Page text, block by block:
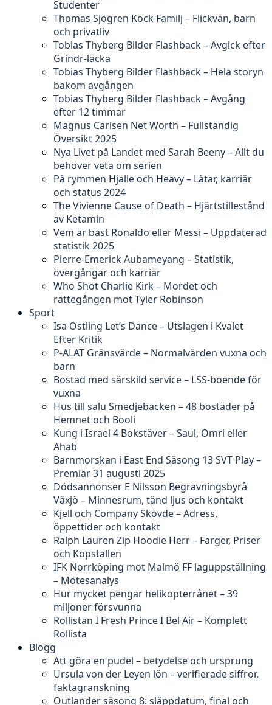
Studenter
Thomas Sjögren Kock Familj – Flickvän, barn
och privatliv
Tobias Thyberg Bilder Flashback – Avgick efter
Grindr-läcka
Tobias Thyberg Bilder Flashback – Hela storyn
bakom avgången
Tobias Thyberg Bilder Flashback – Avgång
efter 12 timmar
Magnus Carlsen Net Worth – Fullständig
Översikt 2025
Nya Livet på Landet med Sarah Beeny – Allt du
behöver veta om serien
På rymmen Hjalle och Heavy – Låtar, karriär
och status 2024
The Vivienne Cause of Death – Hjärtstillestånd
av Ketamin
Vem är bäst Ronaldo eller Messi – Uppdaterad
statistik 2025
Pierre-Emerick Aubameyang – Statistik,
övergångar och karriär
Who Shot Charlie Kirk – Mordet och
rättegången mot Tyler Robinson
Sport
Isa Östling Let’s Dance – Utslagen i Kvalet
Efter Kritik
P-ALAT Gränsvärde – Normalvärden vuxna och
barn
Bostad med särskild service – LSS-boende för
vuxna
Hus till salu Smedjebacken – 48 bostäder på
Hemnet och Booli
Kung i Israel 4 Bokstäver – Saul, Omri eller
Ahab
Barnmorskan i East End Säsong 13 SVT Play –
Premiär 31 augusti 2025
Dödsannonser E Nilsson Begravningsbyrå
Växjö – Minnesrum, tänd ljus och kontakt
Kjell och Company Skövde – Adress,
öppettider och kontakt
Ralph Lauren Zip Hoodie Herr – Färger, Priser
och Köpställen
IFK Norrköping mot Malmö FF laguppställning
– Mötesanalys
Hur mycket pengar helikopterrånet – 39
miljoner försvunna
Rollistan I Fresh Prince I Bel Air – Komplett
Rollista
Blogg
Att göra en pudel – betydelse och ursprung
Ursula von der Leyen lön – verifierade siffror,
faktagranskning
Outlander säsong 8: släppdatum, final och